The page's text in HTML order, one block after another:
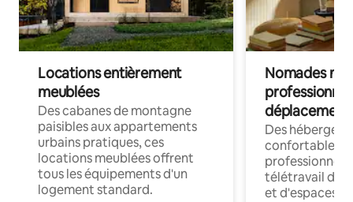
Locations entièrement
meublées
Des cabanes de montagne
paisibles aux appartements
urbains pratiques, ces
locations meublées offrent
tous les équipements d'un
logement standard.
Nomades
déplacement
Des
confortables
professionnels
télétravail
et d'espaces